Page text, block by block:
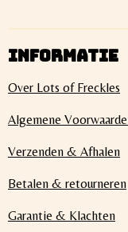
INFORMATIE
Over Lots of Freckles
Algemene
Verzenden & Afhalen
Betalen & retourneren
Garantie & Klachten